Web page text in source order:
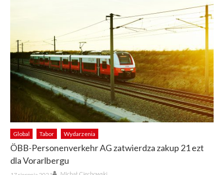
Global Tabor Wydarzenia
ÖBB-Personenverkehr AG zatwierdza zakup 21 ezt
dla Vorarlbergu
Posted
Author